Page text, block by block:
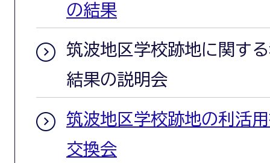
の結果
筑波地区学校跡地に関す
結果の説明会
筑波地区学校跡地の利活
交換会